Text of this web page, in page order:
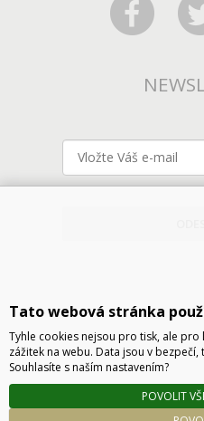
Technické řešení © 2026
Podle zákona o evidenci tržeb je prodávající
Tato webová stránka
Tyhle cookies nejsou pro tisk, ale
zážitek na webu. Data jsou v
Souhlasíte s naším nastavením?
POVOLIT